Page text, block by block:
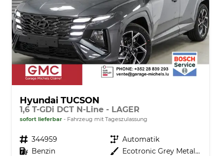
Hyundai TUCSON
1,6 T-GDi DCT N-Line - LAGER
sofort lieferbar Fahrzeug mit Tageszulassung
Fahrzeugnr. 344959 Getriebe Automatik
Kraftstoff Benzin Außenfarbe
Ecotronic Grey Metallic ()